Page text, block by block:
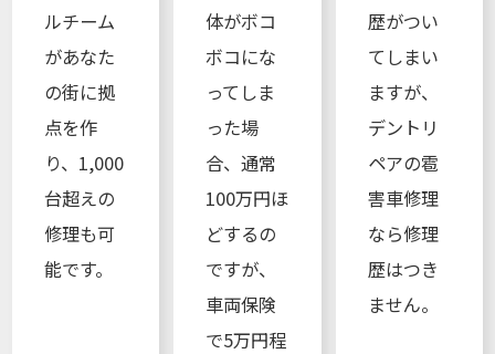
ルチーム
があなた
の街に拠
点を作
り、1,000
台超えの
修理も可
能です。
体がボコ
ボコにな
ってしま
った場
合、通常
100万円ほ
どするの
ですが、
車両保険
で5万円程
歴がつい
てしまい
ますが、
デントリ
ペアの雹
害車修理
なら修理
歴はつき
ません。